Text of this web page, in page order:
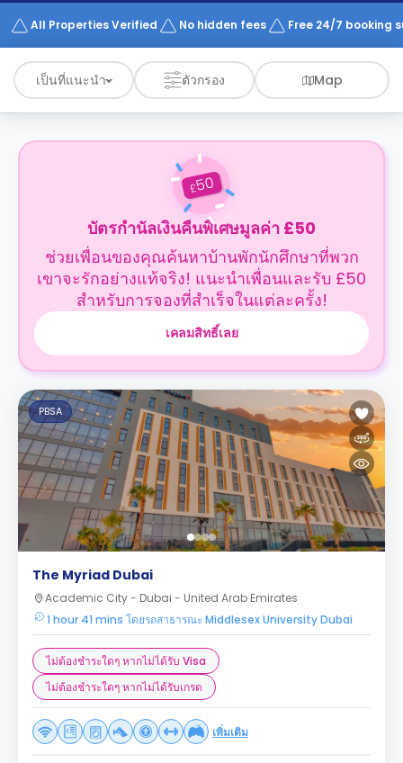
All Properties Verified No hidden fees Free 24/7 booking
เป็นที่แนะนำ ตัวกรอง Map
£50
บัตรกำนัลเงินคืนพิเศษมูลค่า £50
ช่วยเพื่อนของคุณค้นหาบ้านพักนักศึกษาที่พวก
เขาจะรักอย่างแท้จริง! แนะนำเพื่อนและรับ £50
สำหรับการจองที่สำเร็จในแต่ละครั้ง!
เคลมสิทธิ์เลย
PBSA
The Myriad Dubai
Academic City - Dubai - United Arab Emirates
1 hour 41 mins โดยรถสาธารณะ Middlesex University Dubai
ไม่ต้องชำระใดๆ หากไม่ได้รับ Visa
ไม่ต้องชำระใดๆ หากไม่ได้รับเกรด
เพิ่มเติม